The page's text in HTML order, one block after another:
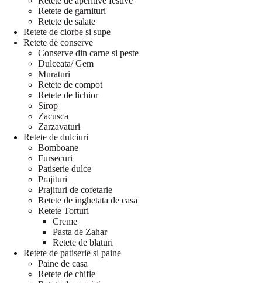
Retete de garnituri
Retete de salate
Retete de ciorbe si supe
Retete de conserve
Conserve din carne si peste
Dulceata/ Gem
Muraturi
Retete de compot
Retete de lichior
Sirop
Zacusca
Zarzavaturi
Retete de dulciuri
Bomboane
Fursecuri
Patiserie dulce
Prajituri
Prajituri de cofetarie
Retete de inghetata de casa
Retete Torturi
Creme
Pasta de Zahar
Retete de blaturi
Retete de patiserie si paine
Paine de casa
Retete de chifle